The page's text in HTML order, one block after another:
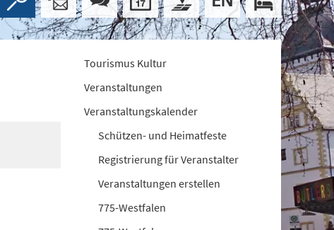
Tourismus Kultur
Veranstaltungen
Veranstaltungskalender
Schützen- und Heimatfeste
Registrierung für Veranstalter
Veranstaltungen erstellen
775-Westfalen